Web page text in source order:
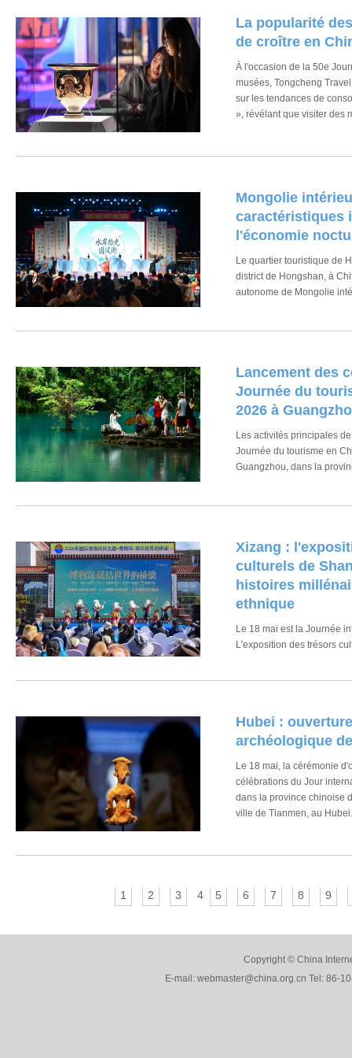
personnes issues de
détendre naturellement,
La popularité
de croître en
À l'occasion de la 50e
musées, Tongcheng
sur les tendances de
», révélant que visiter des
Mongolie
caractéristiques
l'économie
Le quartier touristique de
district de Hongshan, à
autonome de Mongolie
Lancement des
Journée du
2026 à
Les activités principales
Journée du tourisme en
Guangzhou, dans la
Xizang :
culturels de
histoires
ethnique
Le 18 mai est la Journée
L'exposition des trésors
Hubei :
archéologique
Le 18 mai, la cérémonie
célébrations du Jour
dans la province chinoise
ville de Tianmen, au Hubei.
1 2 3 4 5 6 7 8 9
Copyright © China
E-mail: webmaster@china.org.cn Tel: 86-